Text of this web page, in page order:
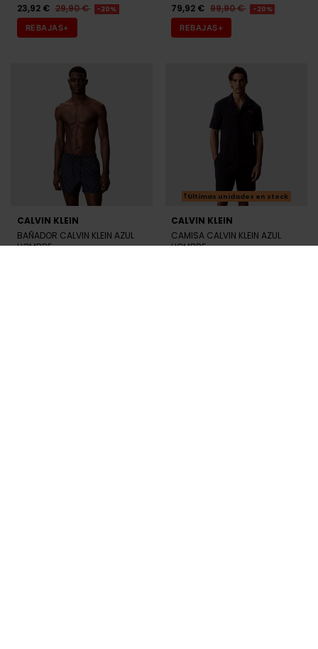
23,92 € 29,90 € -20%
REBAJAS+
79,92 € 99,90 € -20%
REBAJAS+
CALVIN KLEIN
BAÑADOR CALVIN KLEIN AZUL
HOMBRE
Últimas unidades en stock
CALVIN KLEIN
CAMISA CALVIN KLEIN AZUL
HOMBRE